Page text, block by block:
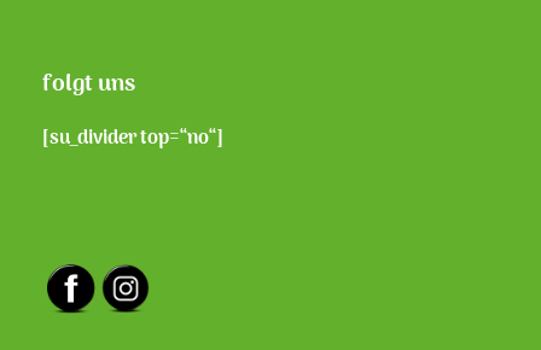
folgt uns
[su_divider top=“no“]